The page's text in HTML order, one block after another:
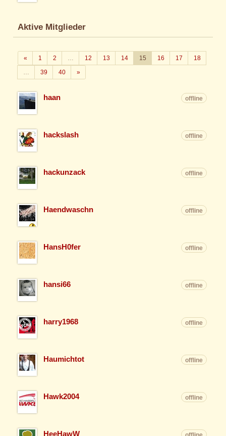
Aktive Mitglieder
«Zurück
1 2 … 12 13 14 15 16 17
18
…
39 40 »Weiter
haan offline
hackslash offline
hackunzack offline
Haendwaschn offline
HansH0fer offline
hansi66 offline
harry1968 offline
Haumichtot offline
Hawk2004 offline
HeeHawW